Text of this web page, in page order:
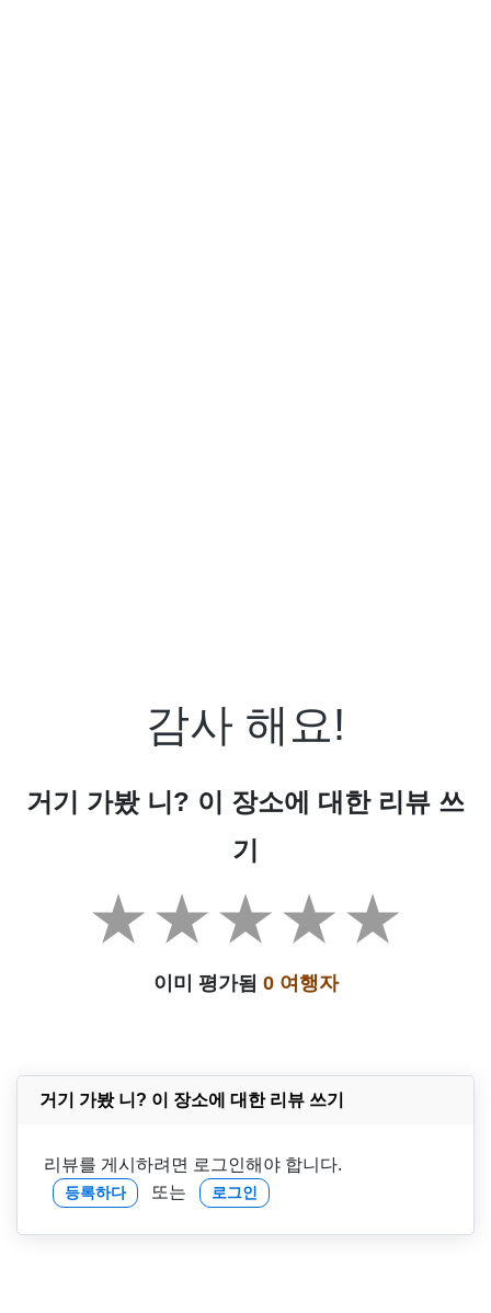
감사 해요!
거기 가봤 니? 이 장소에 대한 리뷰 쓰
기
이미 평가됨 0 여행자
거기 가봤 니? 이 장소에 대한 리뷰 쓰기
리뷰를 게시하려면 로그인해야 합니다.
등록하다 또는 로그인